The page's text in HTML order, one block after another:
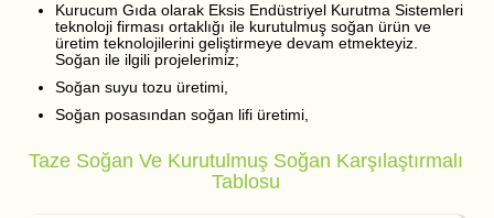
Kurucum Gıda olarak Eksis Endüstriyel Kurutma Sistemleri
teknoloji firması ortaklığı ile kurutulmuş soğan ürün ve
üretim teknolojilerini geliştirmeye devam etmekteyiz.
Soğan ile ilgili projelerimiz;
Soğan suyu tozu üretimi,
Soğan posasından soğan lifi üretimi,
Taze Soğan Ve Kurutulmuş Soğan Karşılaştırmalı
Tablosu